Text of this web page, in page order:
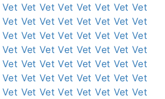
Vet Vet Vet Vet Vet Vet Vet Vet
Vet Vet Vet Vet Vet Vet Vet Vet
Vet Vet Vet Vet Vet Vet Vet Vet
Vet Vet Vet Vet Vet Vet Vet Vet
Vet Vet Vet Vet Vet Vet Vet Vet
Vet Vet Vet Vet Vet Vet Vet Vet
Vet Vet Vet Vet Vet Vet Vet Vet